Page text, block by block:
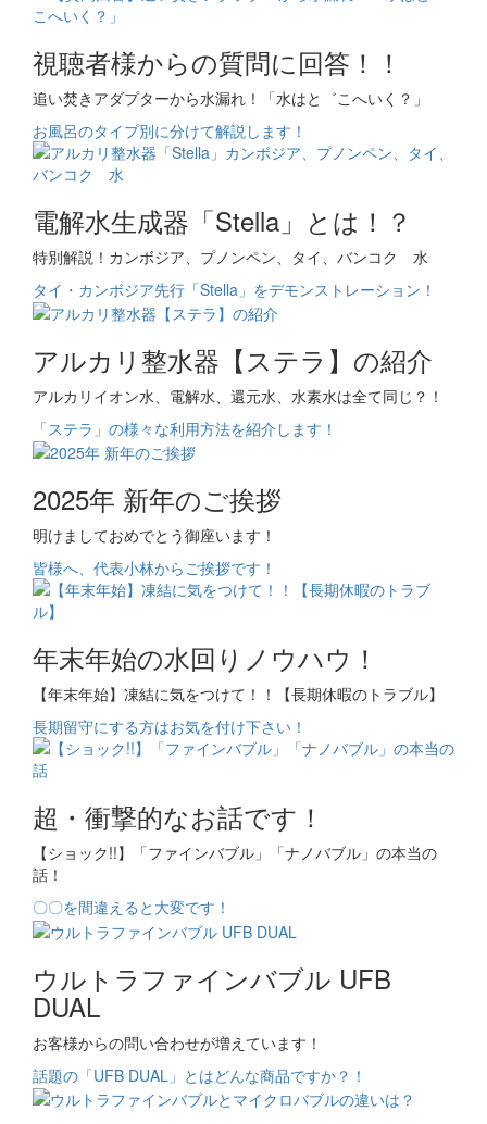
視聴者様からの質問に回答！！
追い焚きアダプターから水漏れ！「水はと゛こへいく？」
お風呂のタイプ別に分けて解説します！
電解水生成器「Stella」とは！？
特別解説！カンボジア、プノンペン、タイ、バンコク 水
タイ・カンボジア先行「Stella」をデモンストレーション！
アルカリ整水器【ステラ】の紹介
アルカリイオン水、電解水、還元水、水素水は全て同じ？！
「ステラ」の様々な利用方法を紹介します！
2025年 新年のご挨拶
明けましておめでとう御座います！
皆様へ、代表小林からご挨拶です！
年末年始の水回りノウハウ！
【年末年始】凍結に気をつけて！！【長期休暇のトラブル】
長期留守にする方はお気を付け下さい！
超・衝撃的なお話です！
【ショック!!】「ファインバブル」「ナノバブル」の本当の
話！
〇〇を間違えると大変です！
ウルトラファインバブル UFB
DUAL
お客様からの問い合わせが増えています！
話題の「UFB DUAL」とはどんな商品ですか？！